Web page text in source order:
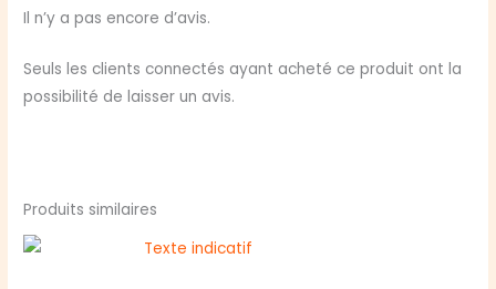
Les
du
Royaume
Il n’y a pas encore d’avis.
Seuls les clients connectés ayant acheté ce produit ont la
possibilité de laisser un avis.
Produits similaires